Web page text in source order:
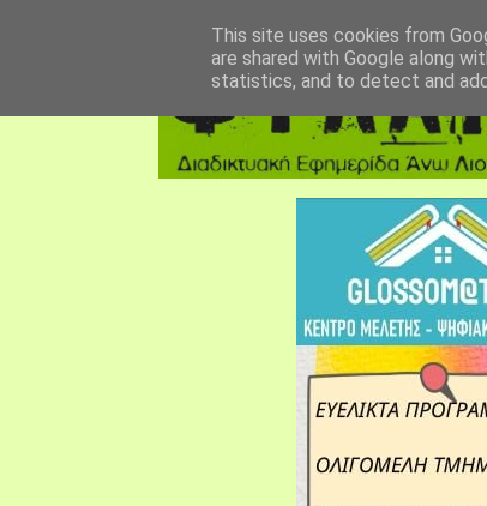
This site uses cookies from
are shared with Google along
statistics, and to detect and